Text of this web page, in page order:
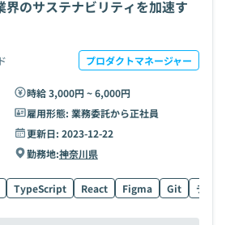
界のサステナビリティを加速す
プロダクトマネージャー
時給 3,000円 ~ 6,000円
雇用形態: 業務委託から正社員
更新日: 2023-12-22
勤務地:神奈川県
TypeScript React Figma Git デー